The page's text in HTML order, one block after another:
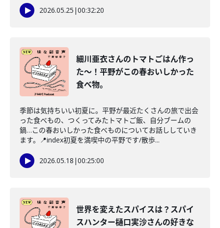
2026.05.25 |00:32:20
細川亜衣さんのトマトごはん作っ
た〜！平野がこの春おいしかった
食べ物。
季節は気持ちいい初夏に。平野が最近たくさんの旅で出会
った食べもの、つくってみたトマトご飯、自分ブームの
鍋…この春おいしかった食べものについてお話ししていき
ます。📍index初夏を満喫中の平野です/散歩...
2026.05.18 |00:25:00
世界を変えたスパイスは？スパイ
スハンター樋口実沙さんの好きな